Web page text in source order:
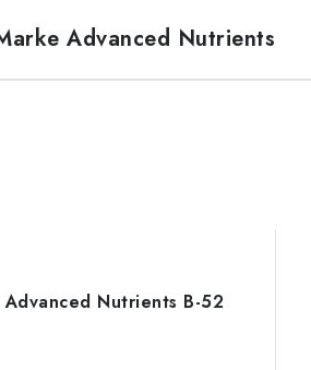
Advanced Nutrients
Advanced Nutrients B-52